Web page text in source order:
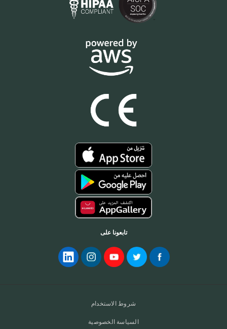
تابعونا على
شروط الاستخدام
السياسة الخصوصية